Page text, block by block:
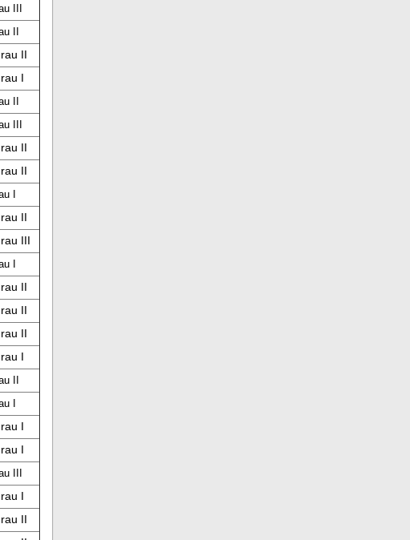
III
II
II
I
II
III
II
II
I
II
III
I
II
II
II
I
II
I
I
I
III
I
II